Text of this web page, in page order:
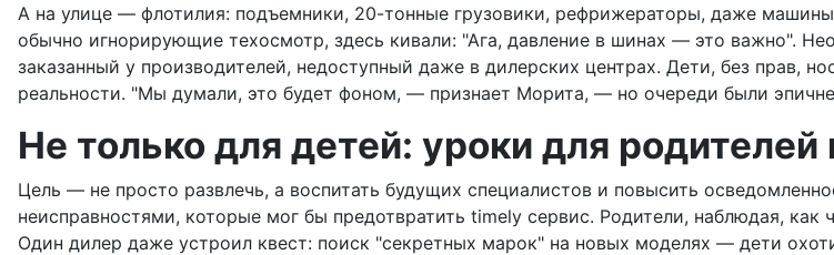
А на улице — флотилия: подъемники, 20-тонные грузовики, рефрижераторы, даже
обычно игнорирующие техосмотр, здесь кивали: "Ага, давление в шинах — это важно".
заказанный у производителей, недоступный даже в дилерских центрах. Дети, без прав,
реальности. "Мы думали, это будет фоном, — признает Морита, — но очереди были
Не только для детей: уроки для родителей
Цель — не просто развлечь, а воспитать будущих специалистов и повысить
неисправностями, которые мог бы предотвратить timely сервис. Родители, наблюдая,
Один дилер даже устроил квест: поиск "секретных марок" на новых моделях — дети